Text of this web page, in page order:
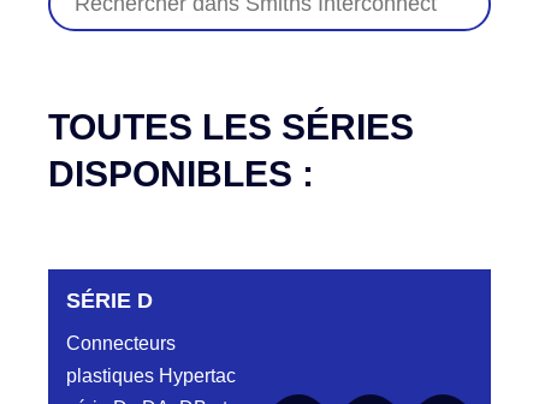
TOUTES LES SÉRIES
DISPONIBLES :
SÉRIE D
Connecteurs
plastiques Hypertac